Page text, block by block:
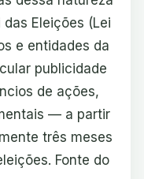
Eleições (Lei
e entidades da
publicidade
de ações,
— a partir
três meses
Fonte do